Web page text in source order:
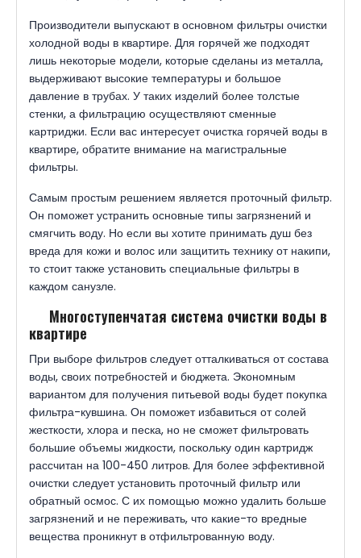
Производители выпускают в основном фильтры очистки
холодной воды в квартире. Для горячей же подходят
лишь некоторые модели, которые сделаны из металла,
выдерживают высокие температуры и большое
давление в трубах. У таких изделий более толстые
стенки, а фильтрацию осуществляют сменные
картриджи. Если вас интересует очистка горячей воды в
квартире, обратите внимание на магистральные
фильтры.
Самым простым решением является проточный фильтр.
Он поможет устранить основные типы загрязнений и
смягчить воду. Но если вы хотите принимать душ без
вреда для кожи и волос или защитить технику от накипи,
то стоит также установить специальные фильтры в
каждом санузле.
Многоступенчатая система очистки воды в
квартире
При выборе фильтров следует отталкиваться от состава
воды, своих потребностей и бюджета. Экономным
вариантом для получения питьевой воды будет покупка
фильтра-кувшина. Он поможет избавиться от солей
жесткости, хлора и песка, но не сможет фильтровать
большие объемы жидкости, поскольку один картридж
рассчитан на 100-450 литров. Для более эффективной
очистки следует установить проточный фильтр или
обратный осмос. С их помощью можно удалить больше
загрязнений и не переживать, что какие-то вредные
вещества проникнут в отфильтрованную воду.